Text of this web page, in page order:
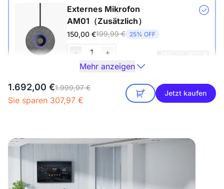
Drahtloser USB-Adapter für Konferenzkameras
Externes Mikrofon
AM01（Zusätzlich）
150,00 €199,99 € 25% OFF
- 1 + Beschreibung
One expansion mic already included in the package of the
360 Alien.
Kamerastativ ST30
129,00 € 14% OFF
Schwerlaststativ
NearHub Board S86 Pro
8.899,00 €10.469,41 €
Mehr anzeigen
1.692,00 €1.999,97 €
Sie sparen 307,97 €
Jetzt kaufen